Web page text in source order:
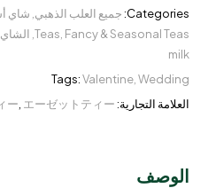
Categories: جميع العلب الذهبي شاي
Teas Fancy & Seasonal Teas
milk
Tags:Valentine Wedding
العلامة التجارية:
ー エーゼットティー
الوصف